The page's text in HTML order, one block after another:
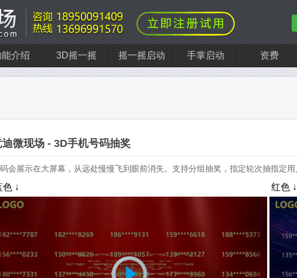
介绍 3D摇一摇 摇一摇启动 手掌启动 资费
迪微现场 - 3D手机号码抽奖
会展示在大屏幕，从远处慢慢飞到眼前消失。支持分组抽奖，指定轮次抽指定用
色 红色